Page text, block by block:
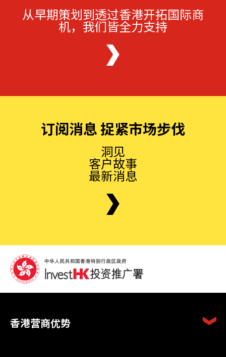
从早期策划到透过香港开拓国际商
机，我们皆全力支持
订阅消息 捉紧市场步伐
洞见
客户故事
最新消息
香港营商优势